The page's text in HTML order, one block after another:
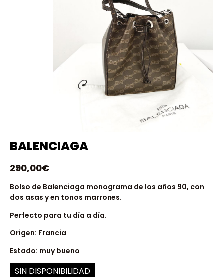
BALENCIAGA
290,00€
Bolso de Balenciaga monograma de los años 90, con
dos asas y en tonos marrones.
Perfecto para tu día a día.
Origen: Francia
Estado: muy bueno
SIN DISPONIBILIDAD